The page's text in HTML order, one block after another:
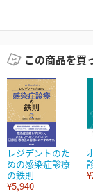
この商品を買
レジデントのた
めの感染症診療
の鉄則
¥5,940